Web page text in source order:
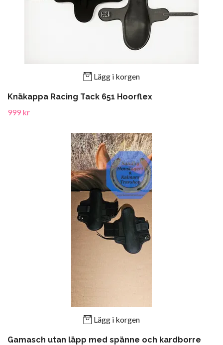
Lägg i korgen
Knäkappa Racing Tack 651 Hoorflex
999 kr
Lägg i korgen
Gamasch utan läpp med spänne och kardborre